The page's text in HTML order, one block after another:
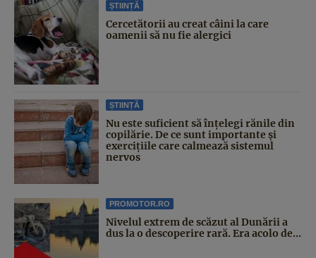
ȘTIINȚĂ
Cercetătorii au creat câini la care
oamenii să nu fie alergici
ȘTIINȚĂ
Nu este suficient să înțelegi rănile din
copilărie. De ce sunt importante și
exercițiile care calmează sistemul
nervos
PROMOTOR.RO
Nivelul extrem de scăzut al Dunării a
dus la o descoperire rară. Era acolo de...